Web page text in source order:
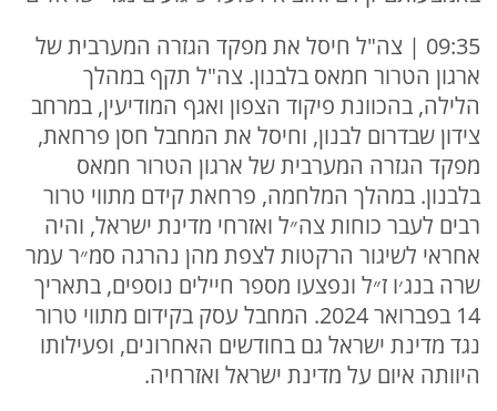
09:35 | צה"ל חיסל את מפקד הגזרה המערבית של
ארגון הטרור חמאס בלבנון. צה"ל תקף במהלך
הלילה, בהכוונת פיקוד הצפון ואגף המודיעין, במרחב
צידון שבדרום לבנון, וחיסל את המחבל חסן פרחאת,
מפקד הגזרה המערבית של ארגון הטרור חמאס
בלבנון. במהלך המלחמה, פרחאת קידם מתווי טרור
רבים לעבר כוחות צה״ל ואזרחי מדינת ישראל, והיה
אחראי לשיגור הרקטות לצפת מהן נהרגה סמ״ר עמר
שרה בנג׳ו ז״ל ונפצעו מספר חיילים נוספים, בתאריך
14 בפברואר 2024. המחבל עסק בקידום מתווי טרור
נגד מדינת ישראל גם בחודשים האחרונים, ופעילותו
היוותה איום על מדינת ישראל ואזרחיה.